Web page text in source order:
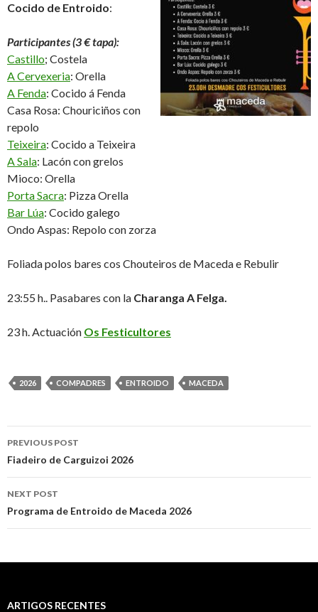
Cocido de Entroido:
Participantes (3 € tapa):
Castillo; Costela
A Cervexeria: Orella
A Fenda: Cocido á Fenda
Casa Rosa: Chouriciños con
repolo
Teixeira: Cocido a Teixeira
A Sala: Lacón con grelos
Mioco: Orella
Porta Sacra: Pizza Orella
Bar Lúa: Cocido galego
Ondo Aspas: Repolo con zorza
Foliada polos bares cos Chouteiros de Maceda e Rebulir
23:55 h.. Pasabares con la Charanga A Felga.
23 h. Actuación Os Festicultores
2026 COMPADRES ENTROIDO MACEDA
navigation
PREVIOUS POST
Fiadeiro de Carguizoi 2026
NEXT POST
Programa de Entroido de Maceda 2026
ARTIGOS RECENTES